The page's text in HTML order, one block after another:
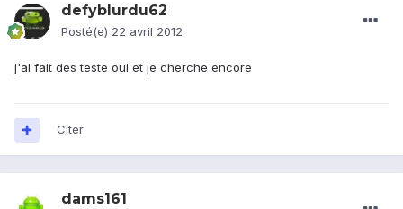
defyblurdu62
Posté(e) 22 avril 2012
j'ai fait des teste oui et je cherche encore
Citer
dams161